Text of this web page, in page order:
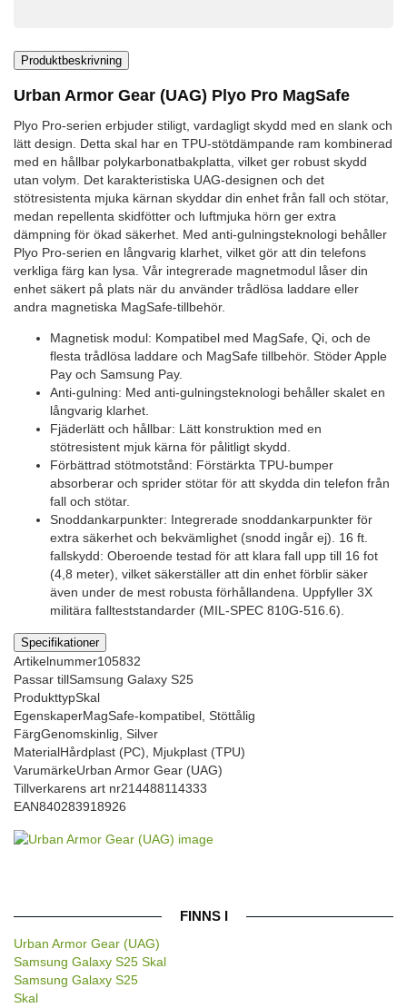
Produktbeskrivning
Urban Armor Gear (UAG) Plyo Pro MagSafe
Plyo Pro-serien erbjuder stiligt, vardagligt skydd med en slank och
lätt design. Detta skal har en TPU-stötdämpande ram kombinerad
med en hållbar polykarbonatbakplatta, vilket ger robust skydd
utan volym. Det karakteristiska UAG-designen och det
stötresistenta mjuka kärnan skyddar din enhet från fall och stötar,
medan repellenta skidfötter och luftmjuka hörn ger extra
dämpning för ökad säkerhet. Med anti-gulningsteknologi behåller
Plyo Pro-serien en långvarig klarhet, vilket gör att din telefons
verkliga färg kan lysa. Vår integrerade magnetmodul låser din
enhet säkert på plats när du använder trådlösa laddare eller
andra magnetiska MagSafe-tillbehör.
Magnetisk modul: Kompatibel med MagSafe, Qi, och de
flesta trådlösa laddare och MagSafe tillbehör. Stöder Apple
Pay och Samsung Pay.
Anti-gulning: Med anti-gulningsteknologi behåller skalet en
långvarig klarhet.
Fjäderlätt och hållbar: Lätt konstruktion med en
stötresistent mjuk kärna för pålitligt skydd.
Förbättrad stötmotstånd: Förstärkta TPU-bumper
absorberar och sprider stötar för att skydda din telefon från
fall och stötar.
Snoddankarpunkter: Integrerade snoddankarpunkter för
extra säkerhet och bekvämlighet (snodd ingår ej). 16 ft.
fallskydd: Oberoende testad för att klara fall upp till 16 fot
(4,8 meter), vilket säkerställer att din enhet förblir säker
även under de mest robusta förhållandena. Uppfyller 3X
militära fallteststandarder (MIL-SPEC 810G-516.6).
Specifikationer
Artikelnummer105832
Passar tillSamsung Galaxy S25
ProdukttypSkal
EgenskaperMagSafe-kompatibel, Stöttålig
FärgGenomskinlig, Silver
MaterialHårdplast (PC), Mjukplast (TPU)
VarumärkeUrban Armor Gear (UAG)
Tillverkarens art nr214488114333
EAN840283918926
FINNS I
Urban Armor Gear (UAG)
Samsung Galaxy S25 Skal
Samsung Galaxy S25
Skal